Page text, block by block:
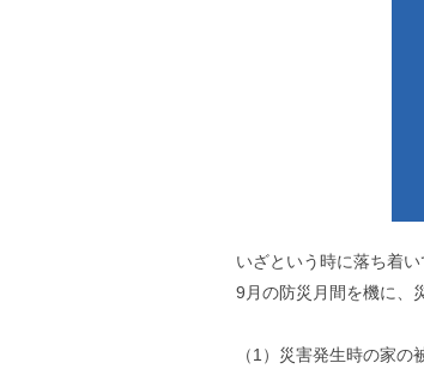
いざという時に落ち着
9月の防災月間を機に、
（1）災害発生時の家の